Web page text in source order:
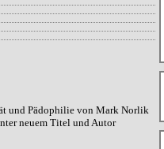
und Pädophilie von Mark Norlik
neuem Titel und Autor